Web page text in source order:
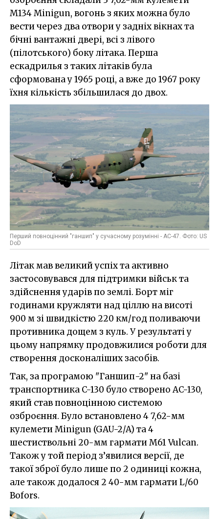
M134 Minigun, вогонь з яких можна було
вести через два отвори у задніх вікнах та
бічні вантажні двері, всі з лівого
(пілотського) боку літака. Перша
ескадрилья з таких літаків була
сформована у 1965 році, а вже до 1967 року
їхня кількість збільшилася до двох.
Перший повноцінний "ганшип" у сучасному розумінні - AC-47. Фото: US
DoD
Літак мав великий успіх та активно
застосовувався для підтримки військ та
здійснення ударів по землі. Борт міг
годинами кружляти над ціллю на висоті
900 м зі швидкістю 220 км/год поливаючи
противника дощем з куль. У результаті у
цьому напрямку продовжилися роботи для
створення досконаліших засобів.
Так, за програмою "Ганшип-2" на базі
транспортника C-130 було створено AC-130,
який став повноцінною системою
озброєння. Було встановлено 4 7,62-мм
кулемети Minigun (GAU-2/A) та 4
шестиствольні 20-мм гармати M61 Vulcan.
Також у той період з’явилися версії, де
такої зброї було лише по 2 одиниці кожна,
але також додалося 2 40-мм гармати L/60
Bofors.